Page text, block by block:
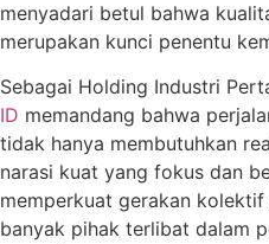
menyadari betul bahwa
merupakan kunci penentu
Sebagai Holding Industri
ID memandang bahwa
tidak hanya membutuhkan
narasi kuat yang fokus dan
memperkuat gerakan
banyak pihak terlibat dalam